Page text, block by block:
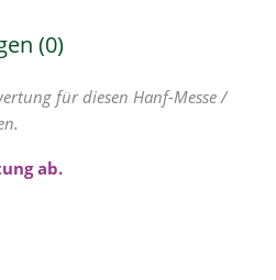
0
für diesen Hanf-Messe /
ab.